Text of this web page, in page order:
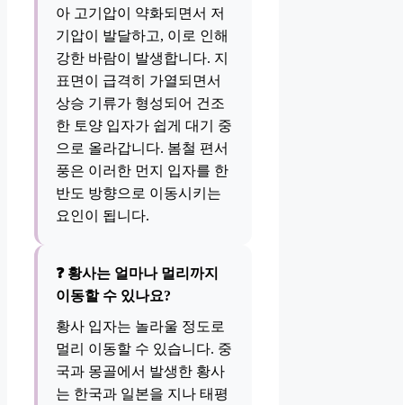
아 고기압이 약화되면서 저
기압이 발달하고, 이로 인해
강한 바람이 발생합니다. 지
표면이 급격히 가열되면서
상승 기류가 형성되어 건조
한 토양 입자가 쉽게 대기 중
으로 올라갑니다. 봄철 편서
풍은 이러한 먼지 입자를 한
반도 방향으로 이동시키는
요인이 됩니다.
❓ 황사는 얼마나 멀리까지
이동할 수 있나요?
황사 입자는 놀라울 정도로
멀리 이동할 수 있습니다. 중
국과 몽골에서 발생한 황사
는 한국과 일본을 지나 태평